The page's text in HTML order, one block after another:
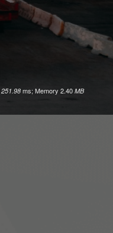
251.98 ms; Memory 2.40 MB